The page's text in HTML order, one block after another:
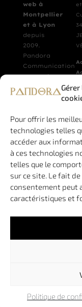
Pour offrir les
technologies telles
accéder aux
à ces technologies
telles que le
sur ce site. Le fait
consentement peut
caractéristiques et
Politique de
web à
Montpellier
et à Lyon
depuis
2009.
Pandora
Communication
assure la
création
de site
de
boutique
en ligne
qualité.
Pandora
est une
agence à
taille
de
interlocuteur.